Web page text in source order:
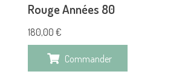
Rouge Années 80
180,00 €
Commander